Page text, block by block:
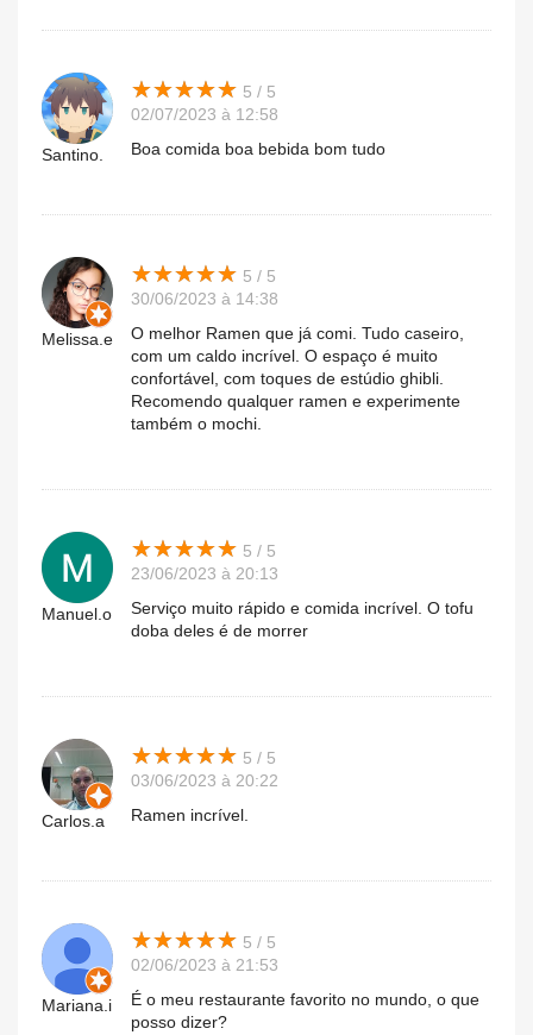
Santino.
★★★★★
★★★★★ 5 / 5
02/07/2023 à 12:58
Boa comida boa bebida bom tudo
Melissa.e
★★★★★
★★★★★ 5 / 5
30/06/2023 à 14:38
O melhor Ramen que já comi. Tudo caseiro,
com um caldo incrível. O espaço é muito
confortável, com toques de estúdio ghibli.
Recomendo qualquer ramen e experimente
também o mochi.
Manuel.o
★★★★★
★★★★★ 5 / 5
23/06/2023 à 20:13
Serviço muito rápido e comida incrível. O tofu
doba deles é de morrer
Carlos.a
★★★★★
★★★★★ 5 / 5
03/06/2023 à 20:22
Ramen incrível.
Mariana.i
★★★★★
★★★★★ 5 / 5
02/06/2023 à 21:53
É o meu restaurante favorito no mundo, o que
posso dizer?